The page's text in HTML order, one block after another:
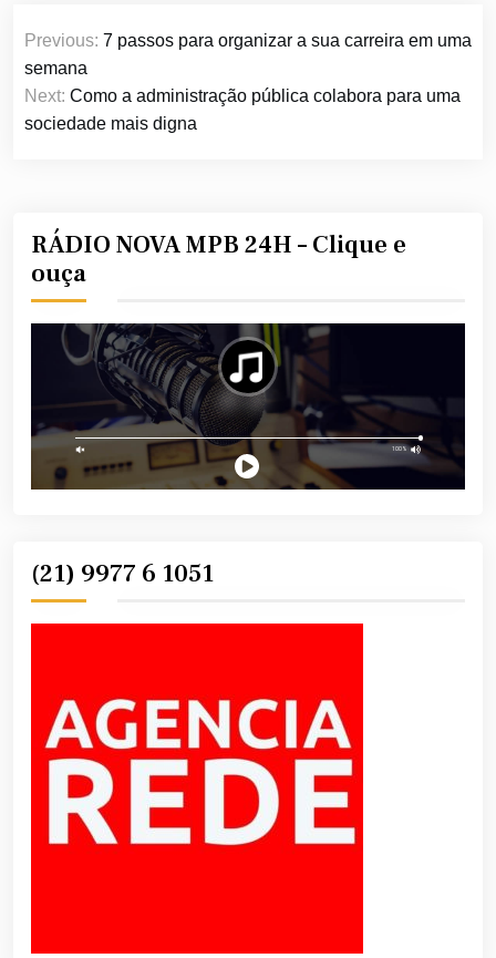
Navegação
de
Post
Previous: 7 passos para organizar a sua carreira em uma
semana
Next: Como a administração pública colabora para uma
sociedade mais digna
RÁDIO NOVA MPB 24H – Clique e
ouça
(21) 9977 6 1051